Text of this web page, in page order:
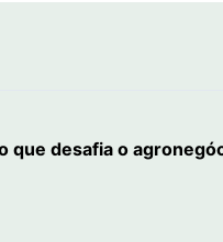
que desafia o